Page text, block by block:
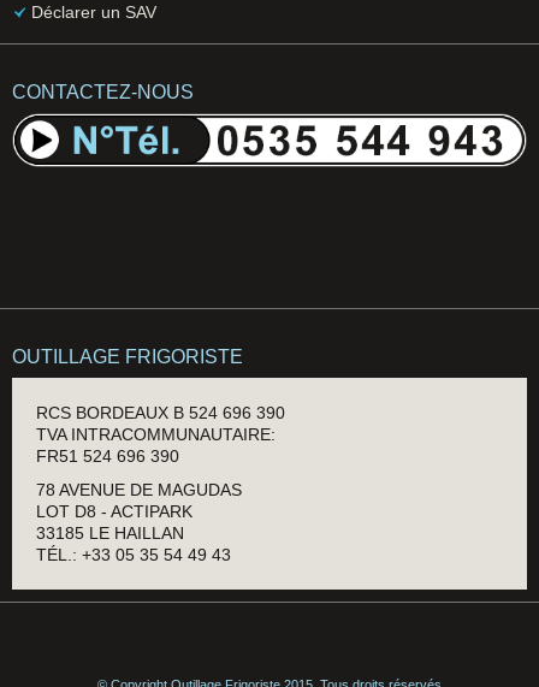
Déclarer un SAV
CONTACTEZ-NOUS
OUTILLAGE FRIGORISTE
RCS BORDEAUX B 524 696 390
TVA INTRACOMMUNAUTAIRE:
FR51 524 696 390
78 AVENUE DE MAGUDAS
LOT D8 - ACTIPARK
33185 LE HAILLAN
TÉL.: +33 05 35 54 49 43